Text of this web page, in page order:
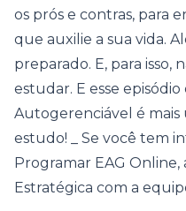
os prós e contras, para
que auxilie a sua vida.
preparado. E, para isso,
estudar. E esse
Autogerenciável é
estudo! _ Se você tem
Programar EAG Online,
Estratégica com a